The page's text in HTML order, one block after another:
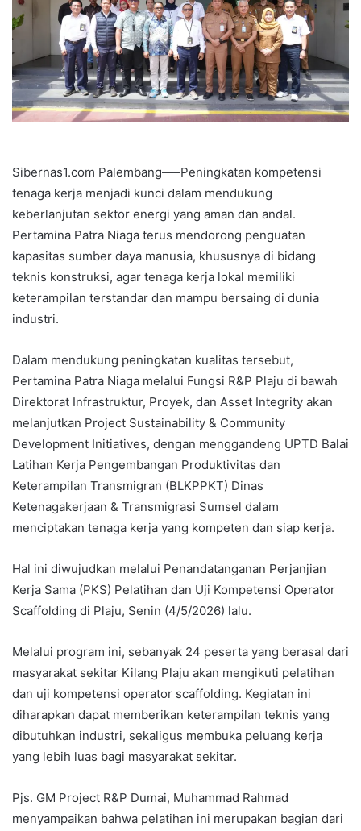
Sibernas1.com Palembang—–Peningkatan kompetensi
tenaga kerja menjadi kunci dalam mendukung
keberlanjutan sektor energi yang aman dan andal.
Pertamina Patra Niaga terus mendorong penguatan
kapasitas sumber daya manusia, khususnya di bidang
teknis konstruksi, agar tenaga kerja lokal memiliki
keterampilan terstandar dan mampu bersaing di dunia
industri.
Dalam mendukung peningkatan kualitas tersebut,
Pertamina Patra Niaga melalui Fungsi R&P Plaju di bawah
Direktorat Infrastruktur, Proyek, dan Asset Integrity akan
melanjutkan Project Sustainability & Community
Development Initiatives, dengan menggandeng UPTD Balai
Latihan Kerja Pengembangan Produktivitas dan
Keterampilan Transmigran (BLKPPKT) Dinas
Ketenagakerjaan & Transmigrasi Sumsel dalam
menciptakan tenaga kerja yang kompeten dan siap kerja.
Hal ini diwujudkan melalui Penandatanganan Perjanjian
Kerja Sama (PKS) Pelatihan dan Uji Kompetensi Operator
Scaffolding di Plaju, Senin (4/5/2026) lalu.
Melalui program ini, sebanyak 24 peserta yang berasal dari
masyarakat sekitar Kilang Plaju akan mengikuti pelatihan
dan uji kompetensi operator scaffolding. Kegiatan ini
diharapkan dapat memberikan keterampilan teknis yang
dibutuhkan industri, sekaligus membuka peluang kerja
yang lebih luas bagi masyarakat sekitar.
Pjs. GM Project R&P Dumai, Muhammad Rahmad
menyampaikan bahwa pelatihan ini merupakan bagian dari